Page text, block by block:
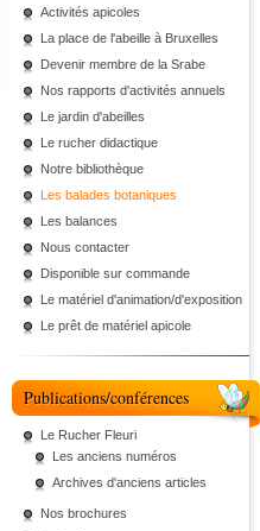
Activités apicoles
La place de l'abeille à Bruxelles
Devenir membre de la Srabe
Nos rapports d'activités annuels
Le jardin d'abeilles
Le rucher didactique
Notre bibliothèque
Les balades botaniques
Les balances
Nous contacter
Disponible sur commande
Le matériel d'animation/d'exposition
Le prêt de matériel apicole
Publications/conférences
Le Rucher Fleuri
Les anciens numéros
Archives d'anciens articles
Nos brochures